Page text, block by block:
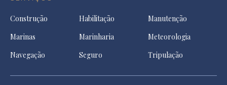
Construção Habilitação
Manutenção
Marinas
Marinharia
Meteorologia
Navegação
Seguro Tripulação